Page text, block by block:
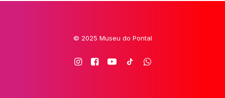
© 2025 Museu do Pontal